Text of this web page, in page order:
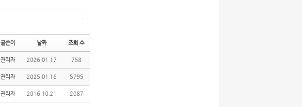
글쓴이 날짜 조회 수
관리자 2026.01.17 758
관리자 2025.01.16 5795
관리자 2016.10.21 2087